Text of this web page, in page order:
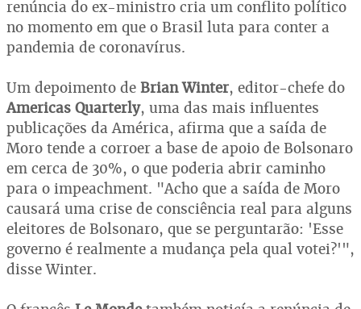
renúncia do ex-ministro cria um conflito político
no momento em que o Brasil luta para conter a
pandemia de coronavírus.
Um depoimento de Brian Winter, editor-chefe do
Americas Quarterly, uma das mais influentes
publicações da América, afirma que a saída de
Moro tende a corroer a base de apoio de Bolsonaro
em cerca de 30%, o que poderia abrir caminho
para o impeachment. "Acho que a saída de Moro
causará uma crise de consciência real para alguns
eleitores de Bolsonaro, que se perguntarão: 'Esse
governo é realmente a mudança pela qual votei?'",
disse Winter.